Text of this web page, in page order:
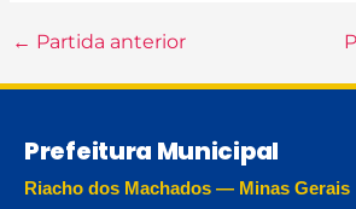
← Partida anterior
Prefeitura Municipal
Riacho dos Machados — Minas Gerais